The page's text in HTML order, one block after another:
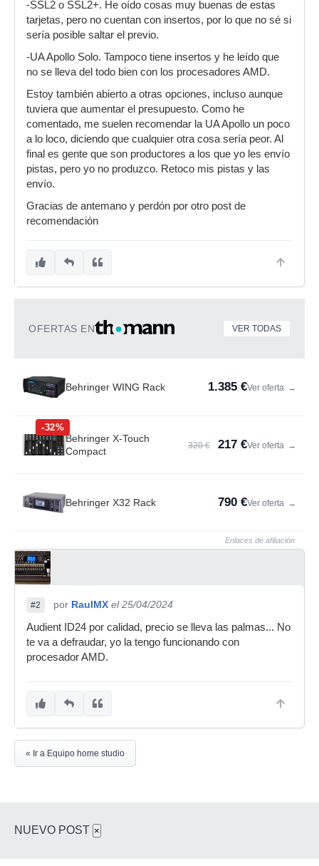
-SSL2 o SSL2+. He oído cosas muy buenas de estas
tarjetas, pero no cuentan con insertos, por lo que no sé si
sería posible saltar el previo.
-UA Apollo Solo. Tampoco tiene insertos y he leído que
no se lleva del todo bien con los procesadores AMD.
Estoy también abierto a otras opciones, incluso aunque
tuviera que aumentar el presupuesto. Como he
comentado, me suelen recomendar la UA Apollo un poco
a lo loco, diciendo que cualquier otra cosa sería peor. Al
final es gente que son productores a los que yo les envío
pistas, pero yo no produzco. Retoco mis pistas y las
envío.
Gracias de antemano y perdón por otro post de
recomendación
OFERTAS EN VER TODAS
Behringer WING Rack 1.385 €Ver oferta →
-32%
Behringer X-Touch
Compact
320 € 217 €Ver oferta →
Behringer X32 Rack 790 €Ver oferta →
Enlaces de afiliación
#2 por RaulMX el 25/04/2024
Audient ID24 por calidad, precio se lleva las palmas... No
te va a defraudar, yo la tengo funcionando con
procesador AMD.
« Ir a Equipo home studio
NUEVO POST ×